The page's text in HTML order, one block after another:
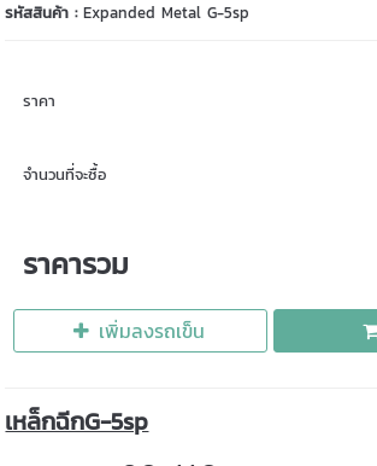
รหัสสินค้า :Expanded Metal G-5sp
ราคา
จำนวนที่จะซื้อ
ราคารวม
เพิ่มลงรถเข็น
เหล็กฉีกG-5sp